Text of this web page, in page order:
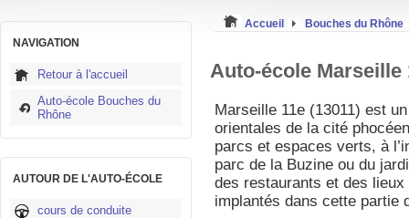
NAVIGATION
Retour à l'accueil
Auto-école Bouches du
Rhône
AUTOUR DE L'AUTO-ÉCOLE
cours de conduite
Accueil Bouches du Rhône
Auto-école Marseille
Marseille 11e (13011) est
orientales de la cité
parcs et espaces verts, à
parc de la Buzine ou du
des restaurants et des
implantés dans cette partie